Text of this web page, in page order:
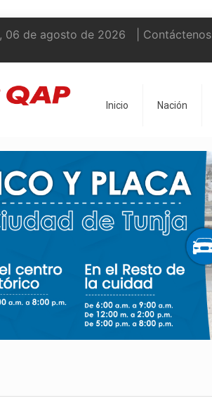
06 de agosto de 2026 | Contáctenos
Inicio Nación